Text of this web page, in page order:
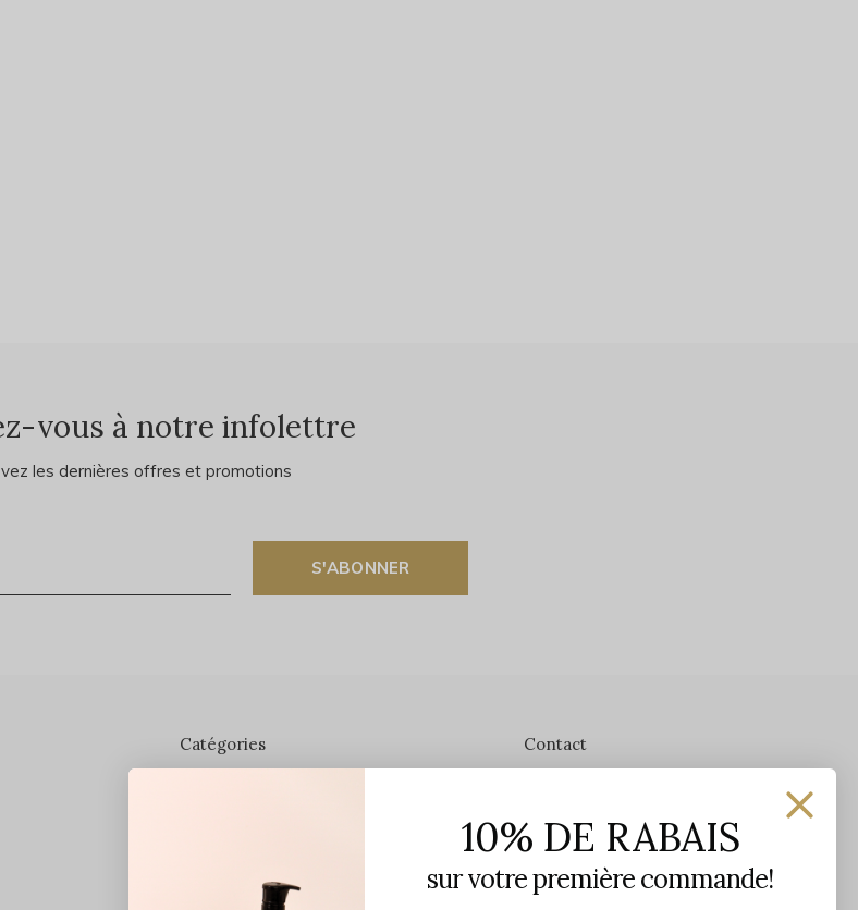
vous à notre infolettre
les dernières offres et promotions
S'ABONNER
Catégories Contact
1650 avenue Jules-Verne, Local 103
G2G 2R1, Québec, Canada
10% DE RABAIS
sur votre première commande!